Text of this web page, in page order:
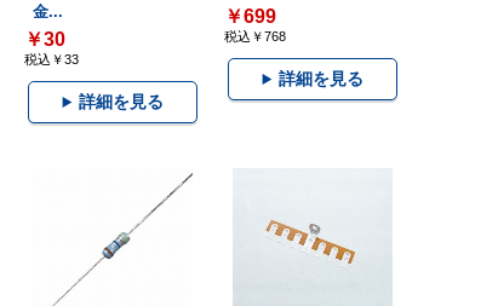
金...
￥30
税込￥33
詳細を見る
￥699
税込￥768
詳細を見る